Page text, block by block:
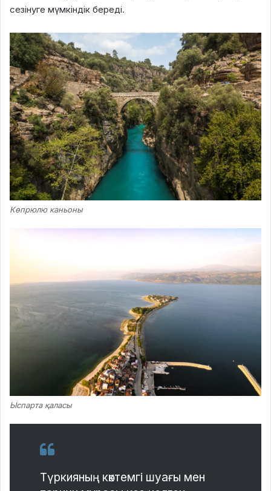
сезінуге мүмкіндік береді.
Көпрюлю каньоны
Ыспарта қаласы
Түркияның көктемгі шуағы мен